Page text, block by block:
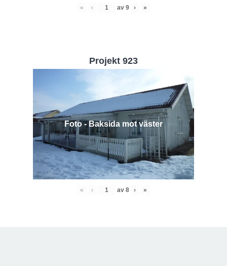
« ‹ av 9 › »
Projekt 923
Foto - Baksida mot väster
« ‹ av 8 › »